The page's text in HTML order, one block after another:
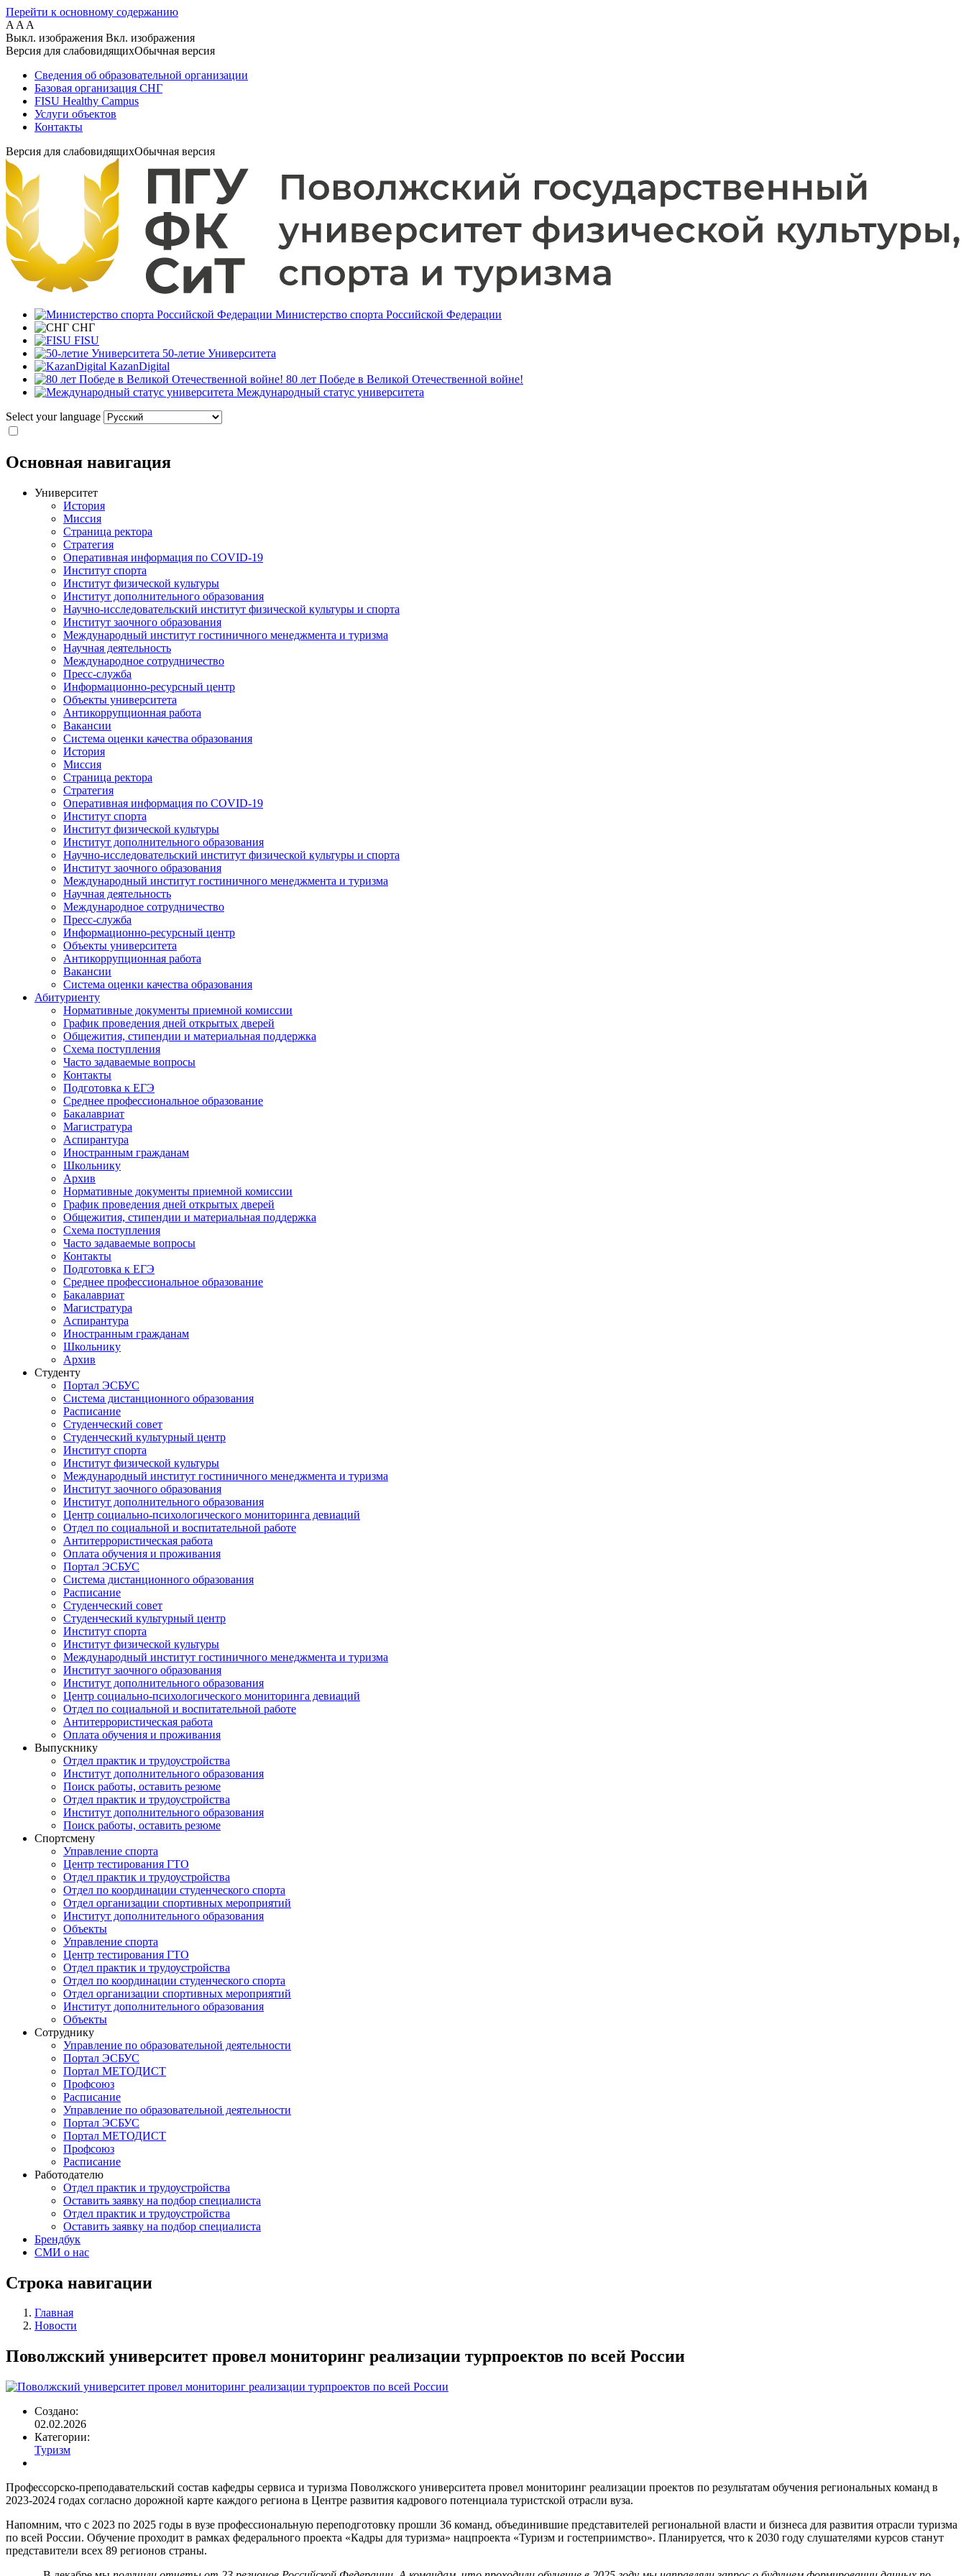
Перейти к основному содержанию
A A A
Выкл. изображения Вкл. изображения
Версия для слабовидящихОбычная версия
Сведения об образовательной организации
Базовая организация СНГ
FISU Healthy Campus
Услуги объектов
Контакты
Версия для слабовидящихОбычная версия
Министерство спорта Российской Федерации
СНГ
FISU
50-летие Университета
KazanDigital
80 лет Победе в Великой Отечественной войне!
Международный статус университета
Select your language
Основная навигация
Университет
История
Миссия
Страница ректора
Стратегия
Оперативная информация по COVID-19
Институт спорта
Институт физической культуры
Институт дополнительного образования
Научно-исследовательский институт физической культуры и спорта
Институт заочного образования
Международный институт гостиничного менеджмента и туризма
Научная деятельность
Международное сотрудничество
Пресс-служба
Информационно-ресурсный центр
Объекты университета
Антикоррупционная работа
Вакансии
Система оценки качества образования
История
Миссия
Страница ректора
Стратегия
Оперативная информация по COVID-19
Институт спорта
Институт физической культуры
Институт дополнительного образования
Научно-исследовательский институт физической культуры и спорта
Институт заочного образования
Международный институт гостиничного менеджмента и туризма
Научная деятельность
Международное сотрудничество
Пресс-служба
Информационно-ресурсный центр
Объекты университета
Антикоррупционная работа
Вакансии
Система оценки качества образования
Абитуриенту
Нормативные документы приемной комиссии
График проведения дней открытых дверей
Общежития, стипендии и материальная поддержка
Схема поступления
Часто задаваемые вопросы
Контакты
Подготовка к ЕГЭ
Среднее профессиональное образование
Бакалавриат
Магистратура
Аспирантура
Иностранным гражданам
Школьнику
Архив
Нормативные документы приемной комиссии
График проведения дней открытых дверей
Общежития, стипендии и материальная поддержка
Схема поступления
Часто задаваемые вопросы
Контакты
Подготовка к ЕГЭ
Среднее профессиональное образование
Бакалавриат
Магистратура
Аспирантура
Иностранным гражданам
Школьнику
Архив
Студенту
Портал ЭСБУС
Система дистанционного образования
Расписание
Студенческий совет
Студенческий культурный центр
Институт спорта
Институт физической культуры
Международный институт гостиничного менеджмента и туризма
Институт заочного образования
Институт дополнительного образования
Центр социально-психологического мониторинга девиаций
Отдел по социальной и воспитательной работе
Антитеррористическая работа
Оплата обучения и проживания
Портал ЭСБУС
Система дистанционного образования
Расписание
Студенческий совет
Студенческий культурный центр
Институт спорта
Институт физической культуры
Международный институт гостиничного менеджмента и туризма
Институт заочного образования
Институт дополнительного образования
Центр социально-психологического мониторинга девиаций
Отдел по социальной и воспитательной работе
Антитеррористическая работа
Оплата обучения и проживания
Выпускнику
Отдел практик и трудоустройства
Институт дополнительного образования
Поиск работы, оставить резюме
Отдел практик и трудоустройства
Институт дополнительного образования
Поиск работы, оставить резюме
Спортсмену
Управление спорта
Центр тестирования ГТО
Отдел практик и трудоустройства
Отдел по координации студенческого спорта
Отдел организации спортивных мероприятий
Институт дополнительного образования
Объекты
Управление спорта
Центр тестирования ГТО
Отдел практик и трудоустройства
Отдел по координации студенческого спорта
Отдел организации спортивных мероприятий
Институт дополнительного образования
Объекты
Сотруднику
Управление по образовательной деятельности
Портал ЭСБУС
Портал МЕТОДИСТ
Профсоюз
Расписание
Управление по образовательной деятельности
Портал ЭСБУС
Портал МЕТОДИСТ
Профсоюз
Расписание
Работодателю
Отдел практик и трудоустройства
Оставить заявку на подбор специалиста
Отдел практик и трудоустройства
Оставить заявку на подбор специалиста
Брендбук
СМИ о нас
Строка навигации
Главная
Новости
Поволжский университет провел мониторинг реализации турпроектов по всей России
Создано:
02.02.2026
Категории:
Туризм
Профессорско-преподавательский состав кафедры сервиса и туризма Поволжского университета провел мониторинг реализации проектов по результатам обучения региональных команд в
2023-2024 годах согласно дорожной карте каждого региона в Центре развития кадрового потенциала туристской отрасли вуза.
Напомним, что с 2023 по 2025 годы в вузе профессиональную переподготовку прошли 36 команд, объединившие представителей региональной власти и бизнеса для развития отрасли туризма
по всей России. Обучение проходит в рамках федерального проекта «Кадры для туризма» нацпроекта «Туризм и гостеприимство». Планируется, что к 2030 году слушателями курсов станут
представители всех 89 регионов страны.